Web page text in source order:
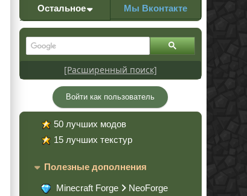
Остальное Мы Вконтакте
[Расширенный поиск]
Войти как пользователь
50 лучших модов
15 лучших текстур
Полезные дополнения
Minecraft Forge
NeoForge